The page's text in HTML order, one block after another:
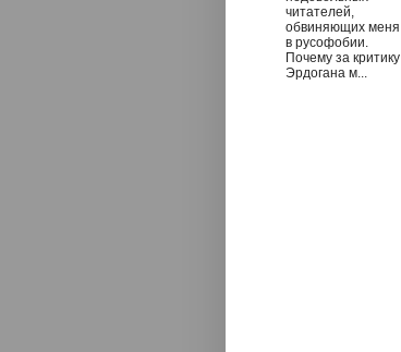
читателей,
обвиняющих меня
в русофобии.
Почему за критику
Эрдогана м...